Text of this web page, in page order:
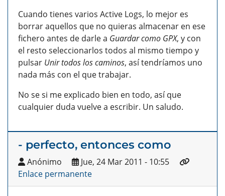
Cuando tienes varios Active Logs, lo mejor es
borrar aquellos que no quieras almacenar en ese
fichero antes de darle a Guardar como GPX, y con
el resto seleccionarlos todos al mismo tiempo y
pulsar Unir todos los caminos, así tendríamos uno
nada más con el que trabajar.
No se si me explicado bien en todo, así que
cualquier duda vuelve a escribir. Un saludo.
- perfecto, entonces como
Anónimo
Jue, 24 Mar 2011 - 10:55
Enlace permanente